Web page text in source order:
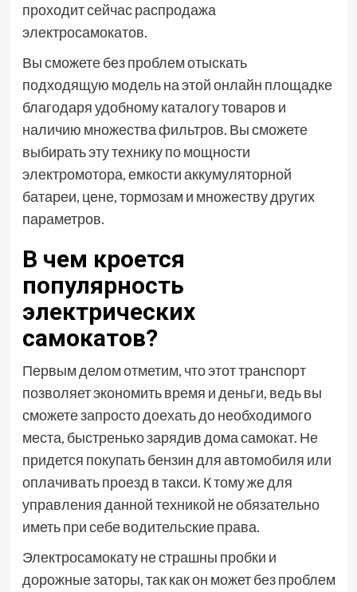
проходит сейчас распродажа
электросамокатов.
Вы сможете без проблем отыскать
подходящую модель на этой онлайн площадке
благодаря удобному каталогу товаров и
наличию множества фильтров. Вы сможете
выбирать эту технику по мощности
электромотора, емкости аккумуляторной
батареи, цене, тормозам и множеству других
параметров.
В чем кроется
популярность
электрических
самокатов?
Первым делом отметим, что этот транспорт
позволяет экономить время и деньги, ведь вы
сможете запросто доехать до необходимого
места, быстренько зарядив дома самокат. Не
придется покупать бензин для автомобиля или
оплачивать проезд в такси. К тому же для
управления данной техникой не обязательно
иметь при себе водительские права.
Электросамокату не страшны пробки и
дорожные заторы, так как он может без проблем